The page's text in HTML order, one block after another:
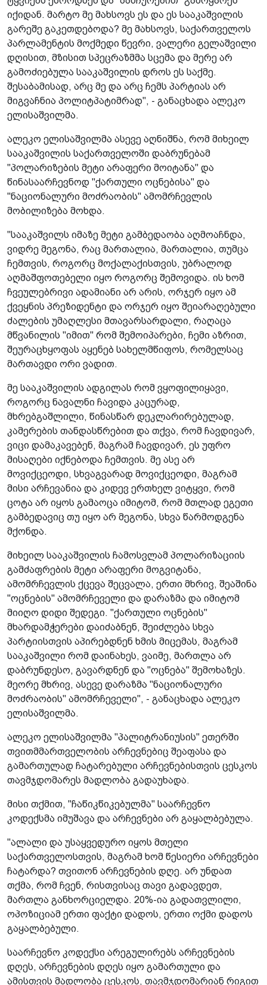
იქიდან. მარტო მე მახსოვს ეს და ეს სააკაშვილის
გარეშე გაკეთდებოდა? მე მახსოვს, საქართველოს
პარლამენტის მოქმედი წევრი, ვალერი გელაშვილი
დღისით, მზისით სპეცრაზმმა სცემა და მერე არ
გამოძიებულა სააკაშვილის დროს ეს საქმე.
შესაბამისად, არც მე და არც ჩემს პარტიას არ
მიგვაჩნია პოლიტპატიმრად", - განაცხადა ალეკო
ელისაშვილმა.
ალეკო ელისაშვილმა ასევე აღნიშნა, რომ მიხეილ
სააკაშვილის საქართველოში დაბრუნებამ
"პოლარიზების მეტი არაფერი მოიტანა" და
წინასაარჩევნოდ "ქართული ოცნებისა" და
"ნაციონალური მოძრაობის" ამომრჩევლის
მობილიზება მოხდა.
"სააკაშვილს იმაზე მეტი გამბედაობა აღმოაჩნდა,
ვიდრე მეგონა, რაც მართალია, მართალია, თუმცა
ჩემთვის, როგორც მოქალაქისთვის, უბრალოდ
აღმაშფოთებელი იყო როგორც შემოვიდა. ის ხომ
ჩვეულებრივი ადამიანი არ არის, ორჯერ იყო ამ
ქვეყნის პრეზიდენტი და ორჯერ იყო შეიარაღებული
ძალების უმაღლესი მთავარსარდალი, რაღაცა
მწვანილის "იმით" რომ შემოიპარები, ჩემი აზრით,
შეურაცხყოფას აყენებ სახელმწიფოს, რომელსაც
მართავდი ორი ვადით.
მე სააკაშვილის ადგილას რომ ვყოფილიყავი,
როგორც ნავალნი ჩავიდა კაცურად,
მხრებგაშლილი, წინასწარ დეკლარირებულად,
კამერების თანდასწრებით და თქვა, რომ ჩავდივარ,
ვიცი დამაკავებენ, მაგრამ ჩავდივარ, ეს უფრო
მისაღები იქნებოდა ჩემთვის. მე ასე არ
მოვიქცეოდი, სხვაგვარად მოვიქცეოდი, მაგრამ
მისი არჩევანია და კიდევ ერთხელ ვიტყვი, რომ
ცოტა არ იყოს გამაოცა იმიტომ, რომ მთლად ეგეთი
გამბედავიც თუ იყო არ მეგონა, სხვა წარმოდგენა
მქონდა.
მიხეილ სააკაშვილის ჩამოსვლამ პოლარიზაციის
გამძაფრების მეტი არაფერი მოგვიტანა,
ამომრჩევლის ქცევა შეცვალა, ერთი მხრივ, შეაშინა
"ოცნების" ამომრჩეველი და დარაზმა და იმიტომ
მიიღო დიდი შედეგი. "ქართული ოცნების"
მხარდამჭერები დაიძაბნენ, შეიძლება სხვა
პარტიისთვის აპირებდნენ ხმის მიცემას, მაგრამ
სააკაშვილი რომ დაინახეს, ვაიმე, მართლა არ
დაბრუნდესო, გავარდნენ და "ოცნება" შემოხაზეს.
მეორე მხრივ, ასევე დარაზმა "ნაციონალური
მოძრაობის" ამომრჩეველი", - განაცხადა ალეკო
ელისაშვილმა.
ალეკო ელისაშვილმა "პალიტრანიუსის" ეთერში
თვითმმართველობის არჩევნებიც შეაფასა და
გამართულად ჩატარებული არჩევნებისთვის ცესკოს
თავმჯდომარეს მადლობა გადაუხადა.
მისი თქმით, "ჩაწიკწიკებულმა" საარჩევნო
კოდექსმა იმუშავა და არჩევნები არ გაყალბებულა.
"ალალი და უსაყვედურო იყოს მთელი
საქართველოსთვის, მაგრამ ხომ წესიერი არჩევნები
ჩატარდა? თვითონ არჩევნების დღე. არ უნდათ
თქმა, რომ ჩვენ, რისთვისაც თავი გადავდეთ,
მართლა განხორციელდა. 20%-ია გადათვლილი,
ოპოზიციამ ერთი ფაქტი დადოს, ერთი ოქმი დადოს
გაყალბებული.
საარჩევნო კოდექსი არეგულირებს არჩევნების
დღეს, არჩევნების დღეს იყო გამართული და
ამისთვის მადლობა ცესკოს, თავმჯდომარიან რიგით